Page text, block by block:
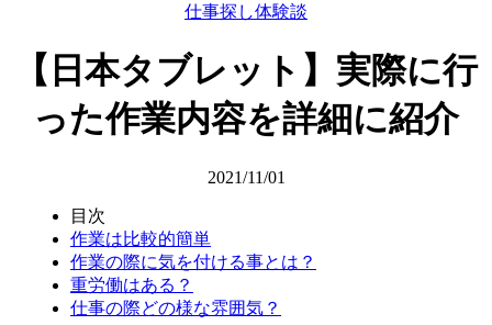
仕事探し体験談
【日本タブレット】実際に行
った作業内容を詳細に紹介
2021/11/01
目次
作業は比較的簡単
作業の際に気を付ける事とは？
重労働はある？
仕事の際どの様な雰囲気？